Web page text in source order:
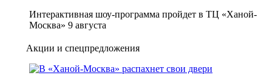
Интерактивная шоу-программа пройдет в ТЦ «Ханой-
Москва» 9 августа
Акции и спецпредложения